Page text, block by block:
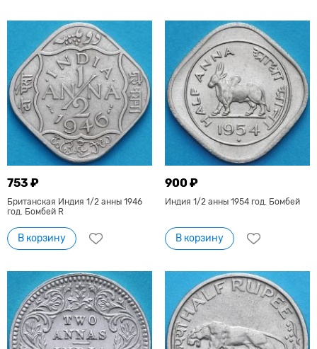
753 ₽
Британская Индия 1/2 анны 1946
год. Бомбей R
В корзину
900 ₽
Индия 1/2 анны 1954 год. Бомбей
В корзину